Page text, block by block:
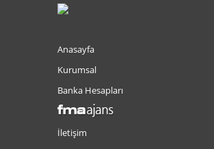
Anasayfa
Kurumsal
Banka Hesapları
İletişim